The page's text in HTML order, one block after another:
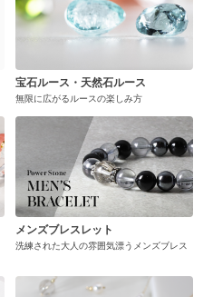
宝石ルース・天然石ルース
無限に広がるルースの楽しみ方
メンズブレスレット
洗練された大人の雰囲気漂うメンズブレス